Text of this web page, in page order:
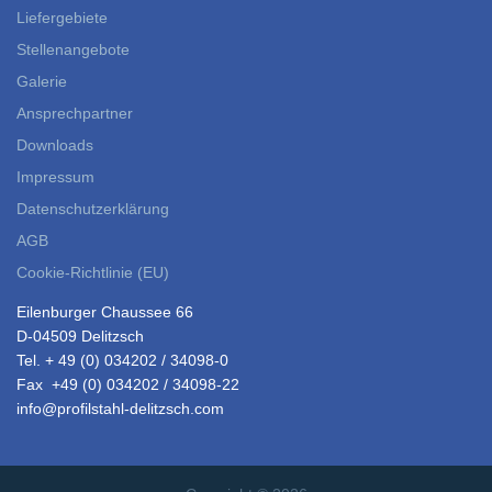
Liefergebiete
Stellenangebote
Galerie
Ansprechpartner
Downloads
Impressum
Datenschutzerklärung
AGB
Cookie-Richtlinie (EU)
Eilenburger Chaussee 66
D-04509 Delitzsch
Tel. + 49 (0) 034202 / 34098-0
Fax +49 (0) 034202 / 34098-22
info@profilstahl-delitzsch.com